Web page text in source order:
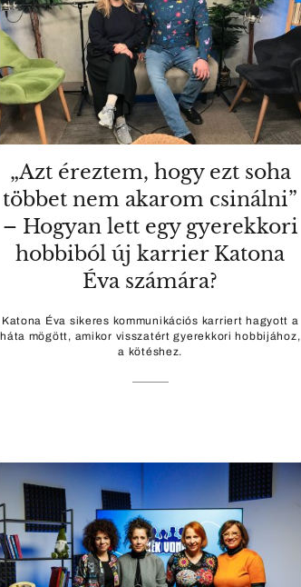
„Azt éreztem, hogy ezt soha
többet nem akarom csinálni”
– Hogyan lett egy gyerekkori
hobbiból új karrier Katona
Éva számára?
Katona Éva sikeres kommunikációs karriert hagyott a
háta mögött, amikor visszatért gyerekkori hobbijához,
a kötéshez.